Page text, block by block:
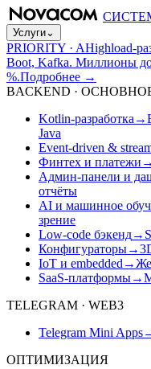
Услуги⌄
PRIORITY · AHighload-
Boot, Kafka. Миллионы
%.Подробнее →
BACKEND ·
Kotlin-разработка →
Java
Event-driven &
Финтех и платежи →
Админ-панели и
отчёты
AI и машинное
зрение
Low-code бэкенд→
Конфигураторы→
IoT и embedded →
SaaS-платформы→
TELEGRAM · WEB3
Telegram Mini Apps
ОПТИМИЗАЦИЯ